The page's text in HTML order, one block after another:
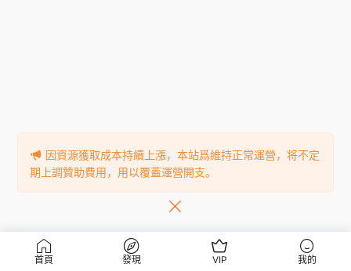
首頁 發現 VIP 我的
因資源獲取成本持續上漲，本站爲維持正常運營，将不定
期上調贊助費用，用以覆蓋運營開支。